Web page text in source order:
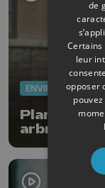
ENVIRONNEMENT
Plan
arbre dans
de
leur
opposer